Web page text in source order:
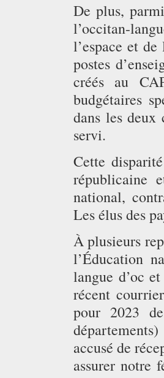
De plus,
l’occitan-
l’espace et
postes
créés au
budgétaires
dans les
servi.
Cette
républicaine
national,
Les élus des
À plusieurs
l’Éducation
langue d’oc
récent
pour 2023
accusé de
assurer notre